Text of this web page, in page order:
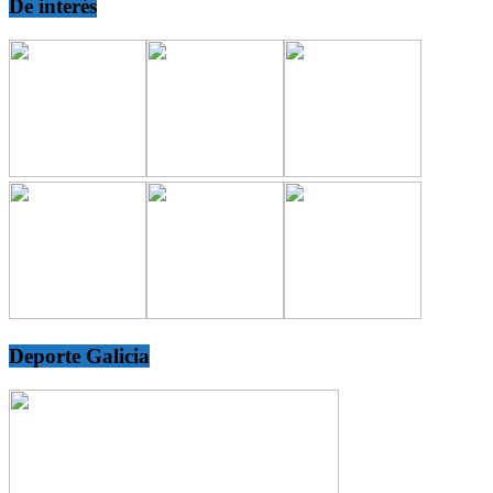
De interés
Deporte Galicia